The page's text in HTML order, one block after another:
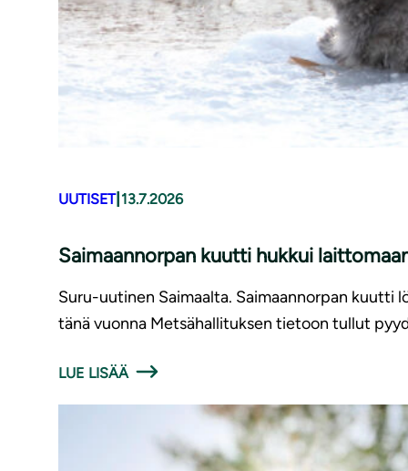
UUTISET| 13.7.2026
Saimaannorpan kuutti hukkui
Suru-uutinen Saimaalta. Saimaannorpan kuutti
tänä vuonna Metsähallituksen tietoon tullut
LUE LISÄÄ